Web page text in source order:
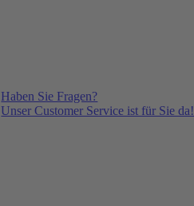
Haben Sie Fragen?
Unser Customer Service ist für Sie da!